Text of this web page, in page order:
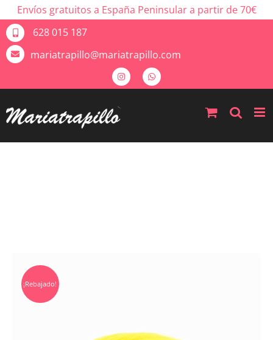
Envíos gratuitos a España Peninsular a partir de 70€
628 015 187
mariatrapillo@mariatrapillo.com
¡Rebajado!